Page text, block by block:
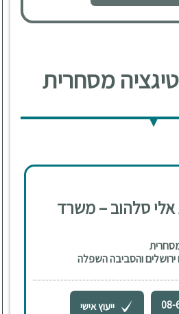
מסחרית
סלהוב – משרד
והסביבה השפלה
08- ייעוץ אישי